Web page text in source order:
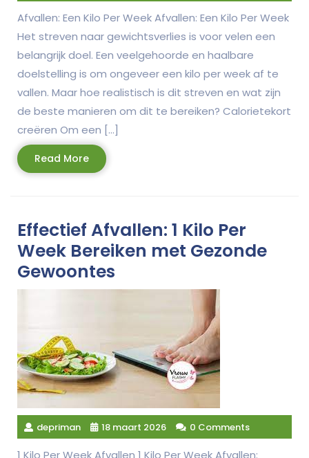
Afvallen: Een Kilo Per Week Afvallen: Een Kilo Per Week
Het streven naar gewichtsverlies is voor velen een
belangrijk doel. Een veelgehoorde en haalbare
doelstelling is om ongeveer een kilo per week af te
vallen. Maar hoe realistisch is dit streven en wat zijn
de beste manieren om dit te bereiken? Calorietekort
creëren Om een […]
Read MoreRead
More
Effectief Afvallen: 1 Kilo Per
Week Bereiken met Gezonde
Gewoontes
depriman 18 maart 2026 0 Comments